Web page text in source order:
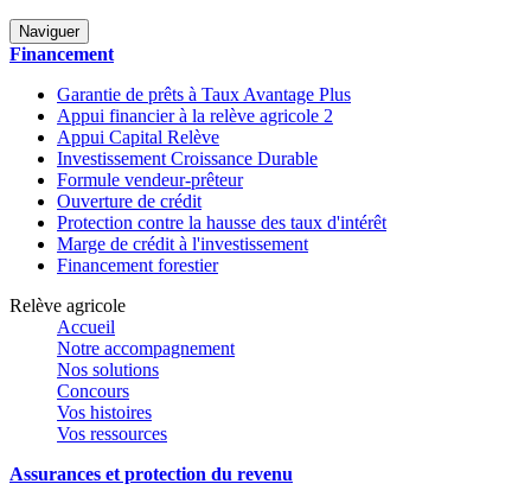
Naviguer
Financement
Garantie de prêts à Taux Avantage Plus
Appui financier à la relève agricole 2
Appui Capital Relève
Investissement Croissance Durable
Formule vendeur-prêteur
Ouverture de crédit
Protection contre la hausse des taux d'intérêt
Marge de crédit à l'investissement
Financement forestier
Relève agricole
Accueil
Notre accompagnement
Nos solutions
Concours
Vos histoires
Vos ressources
Assurances et protection du revenu